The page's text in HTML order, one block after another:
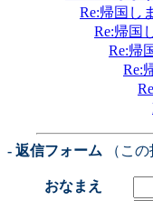
Re:帰国し
Re:帰国
Re:帰
Re:
- 返信フォーム （こ
おなまえ